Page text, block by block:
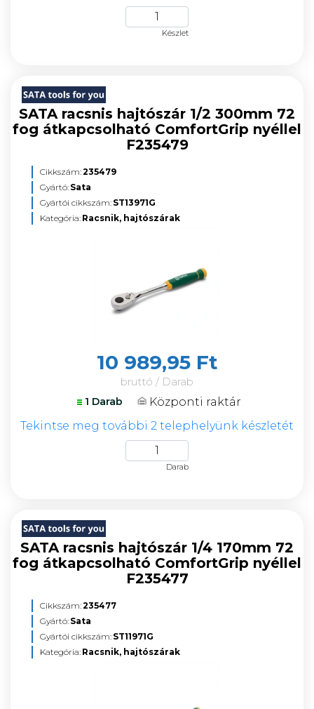
Készlet
SATA racsnis hajtószár 1/2 300mm 72
fog átkapcsolható ComfortGrip nyéllel
F235479
Cikkszám:235479
Gyártó: Sata
Gyártói cikkszám: ST13971G
Kategória: Racsnik, hajtószárak
10 989,95 Ft
bruttó / Darab
1 Darab
Központi raktár
Tekintse meg további 2 telephelyünk készletét
Darab
SATA racsnis hajtószár 1/4 170mm 72
fog átkapcsolható ComfortGrip nyéllel
F235477
Cikkszám:235477
Gyártó: Sata
Gyártói cikkszám: ST11971G
Kategória: Racsnik, hajtószárak